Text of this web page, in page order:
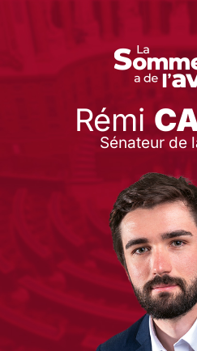
Rémi
Sénateur de